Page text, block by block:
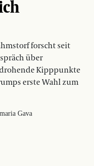
forscht seit
über
Kipppunkte
erste Wahl zum
Gava